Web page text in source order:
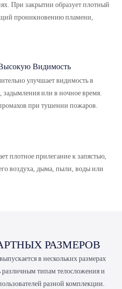
При закрытии образует плотный
проникновению пламени,
Видимость
улучшает видимость в
задымления или в ночное время.
при тушении пожаров.
плотное прилегание к запястью,
воздуха, дыма, пыли, воды или
РАЗМЕРОВ
выпускается в нескольких размерах
различным типам телосложения и
разной комплекции.